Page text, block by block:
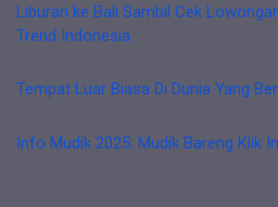
Liburan ke Bali Sambil Cek
Trend Indonesia
Tempat Luar Biasa Di Dunia Yang
Info Mudik 2025: Mudik Bareng Klik